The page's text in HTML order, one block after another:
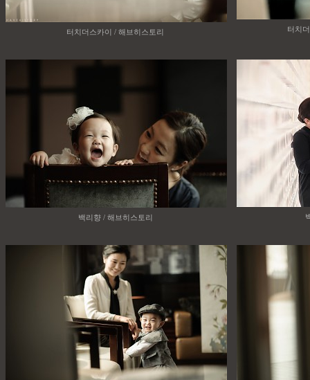
터치더스카이 / 해브히스토리 터치
백리향 / 해브히스토리